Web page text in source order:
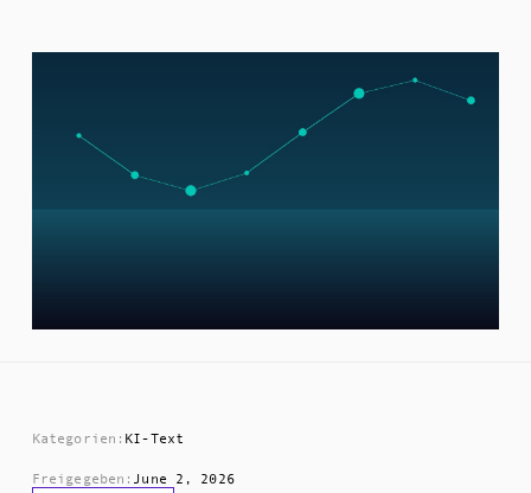
Kategorien: KI-Text
Freigegeben: June 2, 2026